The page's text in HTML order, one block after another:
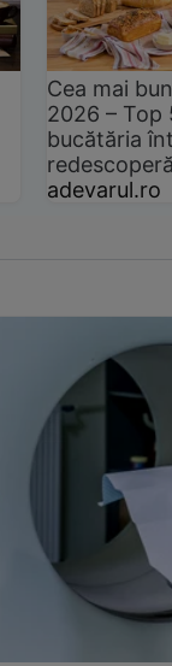
Cea mai
2026 –
bucătăria
adevarul.ro